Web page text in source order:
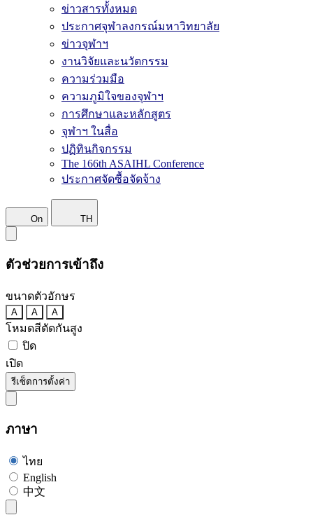
ข่าวสารทั้งหมด
ประกาศจุฬาลงกรณ์มหาวิทยาลัย
ข่าวจุฬาฯ
งานวิจัยและนวัตกรรม
ความร่วมมือ
ความภูมิใจของจุฬาฯ
การศึกษาและหลักสูตร
จุฬาฯ ในสื่อ
ปฏิทินกิจกรรม
The 166th ASAIHL Conference
ประกาศจัดซื้อจัดจ้าง
On TH
ตัวช่วยการเข้าถึง
ขนาดตัวอักษร
A A A
โหมดสีตัดกันสูง
ปิด
เปิด
รีเซ็ตการตั้งค่า
ภาษา
ไทย
English
中文